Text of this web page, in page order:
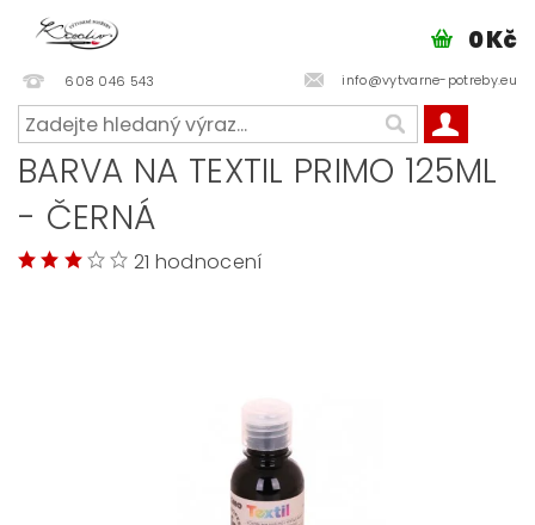
608 046 543 info@vytvarne-potreby.eu
0 Kč
BARVA NA TEXTIL PRIMO 125ML
- ČERNÁ
21 hodnocení